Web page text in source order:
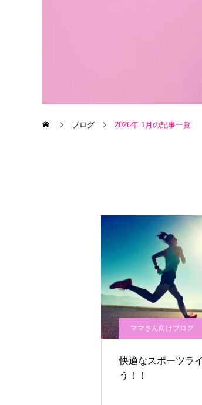
ブログ 2026年 1月の記事一覧
ママさん向けブログ
快適なスポーツラ
う！！